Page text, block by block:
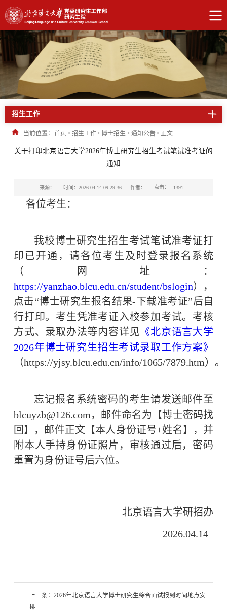
招生工作
当前位置： 首页 > 招生工作> 博士招生 > 通知公告> 正文
关于打印北京语言大学2026年博士研究生招生考试笔试准考证的
通知
来源： 时间：2026-04-14 09:29:36 作者： 点击： 1391
各位考生：
我校博士研究生招生考试笔试准考证打
印已开通 ， 请各位考生及时登录报名系统
（网址：
https://yanzhao.blcu.edu.cn/student/bslogin）
，
点击“博士研究生报名结果-下载准考证”后自
行打印。考生凭准考证入校参加考试。 考核
方式、录取办法等内容详见 《北京语言大学
2026年博士研究生招生考试录取工作方案》
（https://yjsy.blcu.edu.cn/info/1065/7879.htm）。
忘记报名系统密码的考生请发送邮件至
blcuyzb@126.com，邮件命名为【博士密码找
回 】，邮件正文【本人身份证号+姓名 】，并
附本人手持身份证照片 ，审核通过后，密码
重置为身份证号后六位。
北京语言大学研招办
2026.04.14
上一条： 2026年北京语言大学博士研究生综合面试报到时间地点安
排